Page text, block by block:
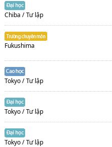
Chiba / Tư lập
Fukushima
Tokyo / Tư lập
Tokyo / Tư lập
Tokyo / Tư lập